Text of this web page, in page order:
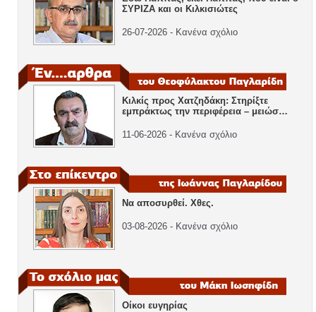
ΣΥΡΙΖΑ και οι Κιλκισιώτες
26-07-2026 - Κανένα σχόλιο
Κιλκίς προς Χατζηδάκη: Στηρίξτε
εμπράκτως την περιφέρεια – μειώσ…
11-06-2026 - Κανένα σχόλιο
Να αποσυρθεί. Χθες.
03-08-2026 - Κανένα σχόλιο
Οίκοι ευγηρίας